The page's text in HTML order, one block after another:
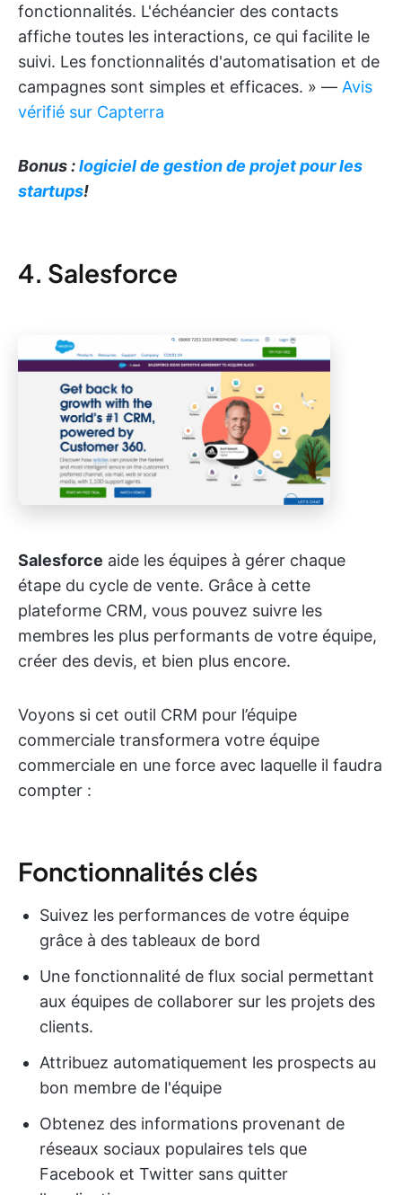
fonctionnalités. L'échéancier des contacts
affiche toutes les interactions, ce qui facilite le
suivi. Les fonctionnalités d'automatisation et de
campagnes sont simples et efficaces. » — Avis
vérifié sur Capterra
Bonus :logiciel de gestion de projet pour les
startups!
4. Salesforce
Salesforce aide les équipes à gérer chaque
étape du cycle de vente. Grâce à cette
plateforme CRM, vous pouvez suivre les
membres les plus performants de votre équipe,
créer des devis, et bien plus encore.
Voyons si cet outil CRM pour l’équipe
commerciale transformera votre équipe
commerciale en une force avec laquelle il faudra
compter :
Fonctionnalités clés
Suivez les performances de votre équipe
grâce à des tableaux de bord
Une fonctionnalité de flux social permettant
aux équipes de collaborer sur les projets des
clients.
Attribuez automatiquement les prospects au
bon membre de l'équipe
Obtenez des informations provenant de
réseaux sociaux populaires tels que
Facebook et Twitter sans quitter